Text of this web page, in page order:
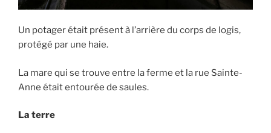
Un potager était présent à l’arrière du corps de logis,
protégé par une haie.
La mare qui se trouve entre la ferme et la rue Sainte-
Anne était entourée de saules.
La terre